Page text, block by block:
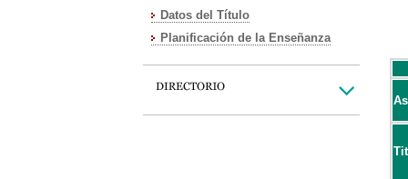
Datos del Título
Planificación de la Enseñanza